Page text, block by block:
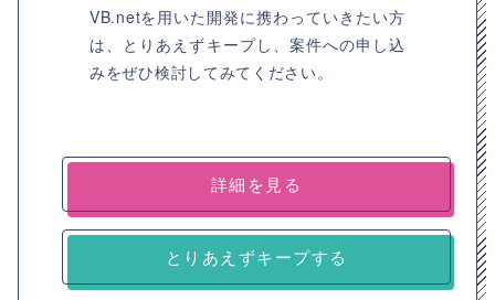
VB.netを用いた開発に携わっていきたい方
は、とりあえずキープし、案件への申し込
みをぜひ検討してみてください。
詳細を見る
とりあえずキープする